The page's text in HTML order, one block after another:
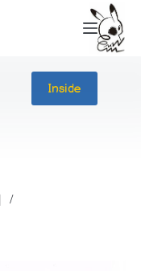
Inside